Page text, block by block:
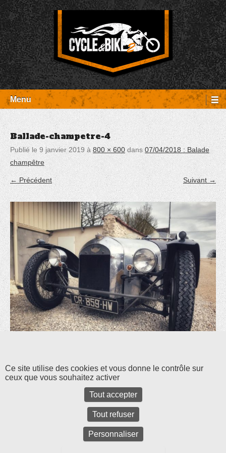
Aller
au
contenu
Cycle et Bike
Entretien Harley-Davidson, préparation et custom, boutique, pièces
détachées Rambouillet
Menu
Ballade-champetre-4
Publié le 9 janvier 2019à 800 × 600dans07/04/2018 : Balade
champêtre
← Précédent Suivant →
Panneau de gestion des cookies
Ce site utilise des cookies et vous donne le contrôle sur
ceux que vous souhaitez activer
Tout accepter
Tout refuser
Personnaliser